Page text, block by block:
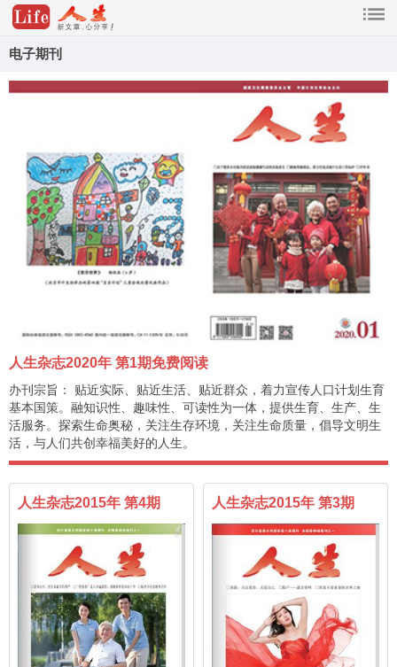
电子期刊
人生杂志2020年 第1期免费阅读
办刊宗旨： 贴近实际、贴近生活、贴近群众，着力宣传人口计划生育
基本国策。融知识性、趣味性、可读性为一体，提供生育、生产、生
活服务。探索生命奥秘，关注生存环境，关注生命质量，倡导文明生
活，与人们共创幸福美好的人生。
人生杂志2015年 第4期 人生杂志2015年 第3期